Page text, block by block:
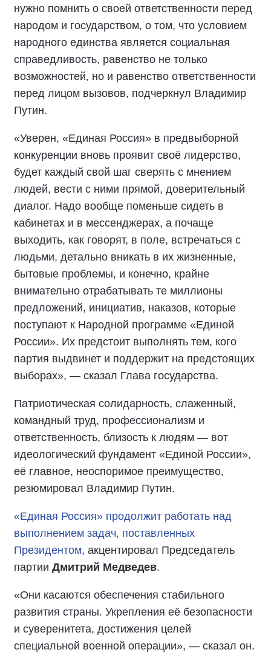
нужно помнить о своей ответственности перед
народом и государством, о том, что условием
народного единства является социальная
справедливость, равенство не только
возможностей, но и равенство ответственности
перед лицом вызовов, подчеркнул Владимир
Путин.
«Уверен, «Единая Россия» в предвыборной
конкуренции вновь проявит своё лидерство,
будет каждый свой шаг сверять с мнением
людей, вести с ними прямой, доверительный
диалог. Надо вообще поменьше сидеть в
кабинетах и в мессенджерах, а почаще
выходить, как говорят, в поле, встречаться с
людьми, детально вникать в их жизненные,
бытовые проблемы, и конечно, крайне
внимательно отрабатывать те миллионы
предложений, инициатив, наказов, которые
поступают к Народной программе «Единой
России». Их предстоит выполнять тем, кого
партия выдвинет и поддержит на предстоящих
выборах», — сказал Глава государства.
Патриотическая солидарность, слаженный,
командный труд, профессионализм и
ответственность, близость к людям — вот
идеологический фундамент «Единой России»,
её главное, неоспоримое преимущество,
резюмировал Владимир Путин.
«Единая Россия» продолжит работать над
выполнением задач, поставленных
Президентом, акцентировал Председатель
партии Дмитрий Медведев.
«Они касаются обеспечения стабильного
развития страны. Укрепления её безопасности
и суверенитета, достижения целей
специальной военной операции», — сказал он.